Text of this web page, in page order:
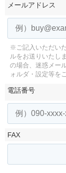
メールアドレス
※ご記入いただい
ルをお送りいたしま
の場合、迷惑メー
ォルダ・設定等を
電話番号
FAX